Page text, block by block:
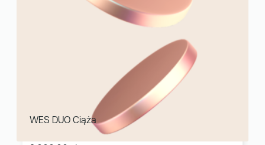
WES DUO Ciąża